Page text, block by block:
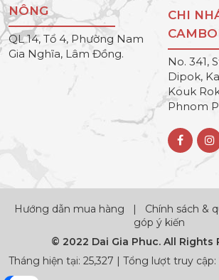
NÔNG
QL 14, Tổ 4, Phường Nam
Gia Nghĩa, Lâm Đồng.
CHI
No. 341,
Dipok,
Kouk
Phnom
Hướng dẫn mua hàng | Chính sách &
góp ý kiến
© 2022 Dai Gia Phuc. All Rights
Tháng hiện tại: 25,327 | Tổng lượt truy cập: